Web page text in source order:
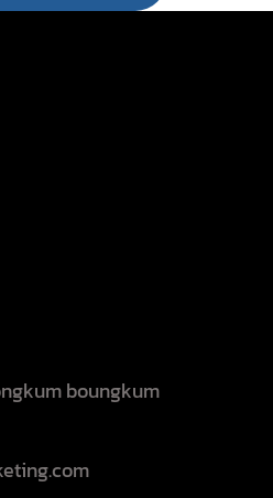
boungkum